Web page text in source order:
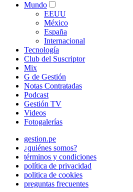
Mundo
EEUU
México
España
Internacional
Tecnología
Club del Suscriptor
Mix
G de Gestión
Notas Contratadas
Podcast
Gestión TV
Videos
Fotogalerías
gestion.pe
¿quiénes somos?
términos y condiciones
política de privacidad
politica de cookies
preguntas frecuentes